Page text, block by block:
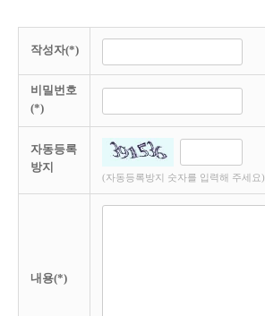
작성자(*)
비밀번호
(*)
자동등록
방지
(자동등록방지 숫자를 입력해 주세요)
내용(*)